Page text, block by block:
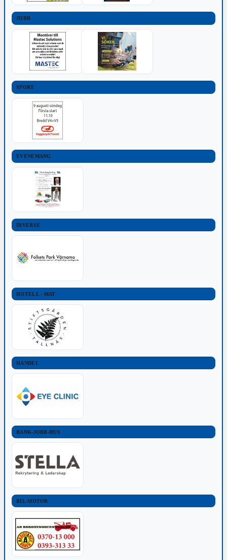
JOBB
SPORT
EVENEMANG
DIVERSE
HOTELL - MAT
HANDEL
BANK-JOBB-HUS
BIL-MOTOR